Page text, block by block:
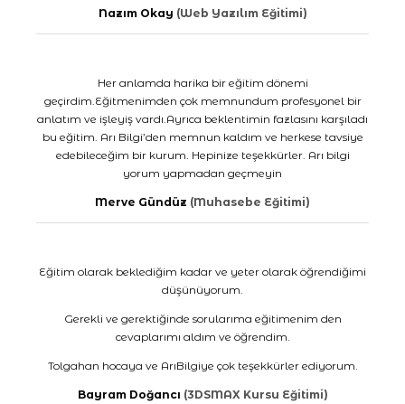
Nazım Okay (Web Yazılım Eğitimi)
Her anlamda harika bir eğitim dönemi
geçirdim.Eğitmenimden çok memnundum profesyonel bir
anlatım ve işleyiş vardı.Ayrıca beklentimin fazlasını karşıladı
bu eğitim. Arı Bilgi’den memnun kaldım ve herkese tavsiye
edebileceğim bir kurum. Hepinize teşekkürler. Arı bilgi
yorum yapmadan geçmeyin
Merve Gündüz (Muhasebe Eğitimi)
Eğitim olarak beklediğim kadar ve yeter olarak öğrendiğimi
düşünüyorum.
Gerekli ve gerektiğinde sorularıma eğitimenim den
cevaplarımı aldım ve öğrendim.
Tolgahan hocaya ve ArıBilgiye çok teşekkürler ediyorum.
Bayram Doğancı (3DSMAX Kursu Eğitimi)